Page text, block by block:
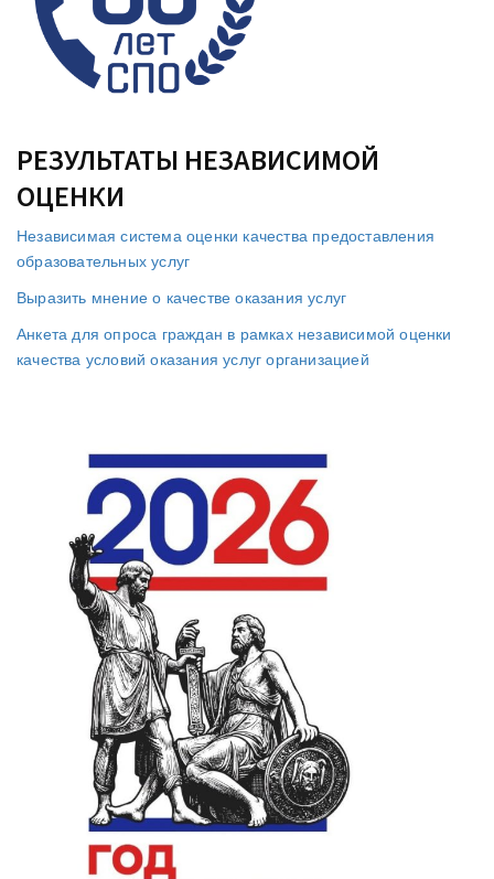
РЕЗУЛЬТАТЫ НЕЗАВИСИМОЙ
ОЦЕНКИ
Независимая система оценки качества предоставления
образовательных услуг
Выразить мнение о качестве оказания услуг
Анкета для опроса граждан в рамках независимой оценки
качества условий оказания услуг организацией